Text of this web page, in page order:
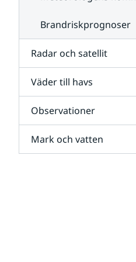
Brandriskprognoser
Radar och satellit
Väder till havs
Observationer
Mark och vatten